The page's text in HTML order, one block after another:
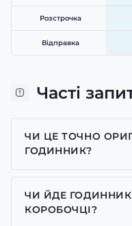
Розстрочка
Відправка
Часті
ЧИ ЦЕ ТОЧНО
ГОДИННИК?
Так, усі годинники
представником
ЧИ ЙДЕ ГОДИННИК
КОРОБОЧЦІ?